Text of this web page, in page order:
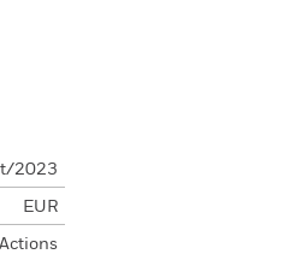
2023
EUR
Actions